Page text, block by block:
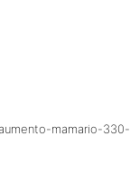
mamario-